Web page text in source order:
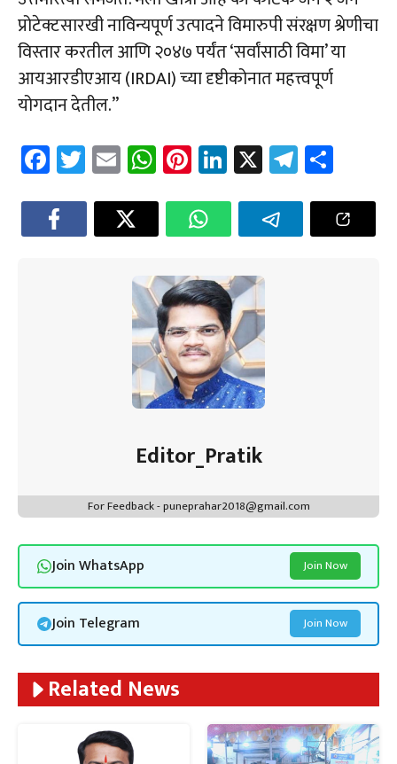
प्रोटेक्टसारखी नाविन्यपूर्ण उत्पादने विमारुपी संरक्षण श्रेणीचा
विस्तार करतील आणि २०४७ पर्यंत ‘सर्वांसाठी विमा’ या
आयआरडीएआय (IRDAI) च्या दृष्टीकोनात महत्त्वपूर्ण
योगदान देतील.”
Fa
ce
b
o
T
wi
tt
er
E
m
ail
W
h
at
sA
p
p
Pi
nt
er
es
t
Li
nk
e
dI
n
X Te
le
gr
a
e
Editor_Pratik
For Feedback - puneprahar2018@gmail.com
Join WhatsApp Join Now
Join Telegram Join Now
Related News